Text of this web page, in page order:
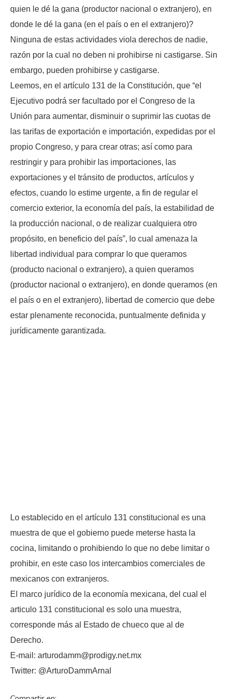
quien le dé la gana (productor nacional o extranjero), en
donde le dé la gana (en el país o en el extranjero)?
Ninguna de estas actividades viola derechos de nadie,
razón por la cual no deben ni prohibirse ni castigarse. Sin
embargo, pueden prohibirse y castigarse.
Leemos, en el artículo 131 de la Constitución, que “el
Ejecutivo podrá ser facultado por el Congreso de la
Unión para aumentar, disminuir o suprimir las cuotas de
las tarifas de exportación e importación, expedidas por el
propio Congreso, y para crear otras; así como para
restringir y para prohibir las importaciones, las
exportaciones y el tránsito de productos, artículos y
efectos, cuando lo estime urgente, a fin de regular el
comercio exterior, la economía del país, la estabilidad de
la producción nacional, o de realizar cualquiera otro
propósito, en beneficio del país”, lo cual amenaza la
libertad individual para comprar lo que queramos
(producto nacional o extranjero), a quien queramos
(productor nacional o extranjero), en donde queramos (en
el país o en el extranjero), libertad de comercio que debe
estar plenamente reconocida, puntualmente definida y
jurídicamente garantizada.
Lo establecido en el artículo 131 constitucional es una
muestra de que el gobierno puede meterse hasta la
cocina, limitando o prohibiendo lo que no debe limitar o
prohibir, en este caso los intercambios comerciales de
mexicanos con extranjeros.
El marco jurídico de la economía mexicana, del cual el
articulo 131 constitucional es solo una muestra,
corresponde más al Estado de chueco que al de
Derecho.
E-mail: arturodamm@prodigy.net.mx
Twitter: @ArturoDammArnal